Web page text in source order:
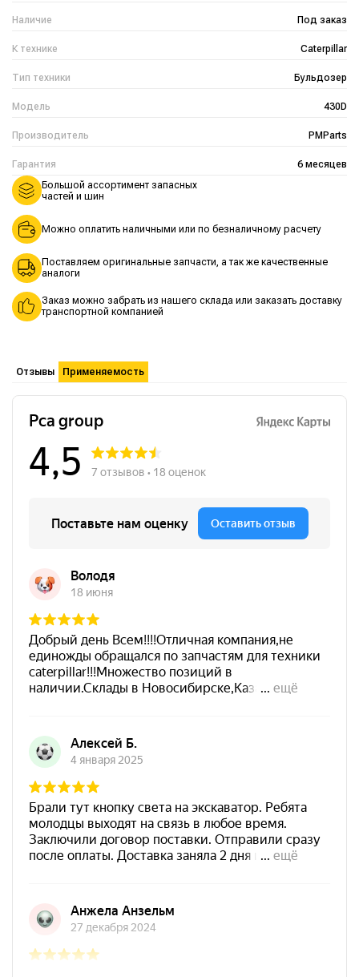
Наличие Под заказ
К технике Caterpillar
Тип техники Бульдозер
Модель 430D
Производитель PMParts
Гарантия 6 месяцев
Большой ассортимент запасных
частей и шин
Можно оплатить наличными или по безналичному расчету
Поставляем оригинальные запчасти, а так же качественные
аналоги
Заказ можно забрать из нашего склада или заказать доставку
транспортной компанией
Отзывы Применяемость